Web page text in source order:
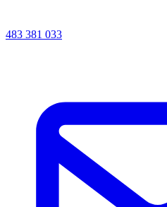
483 381 033